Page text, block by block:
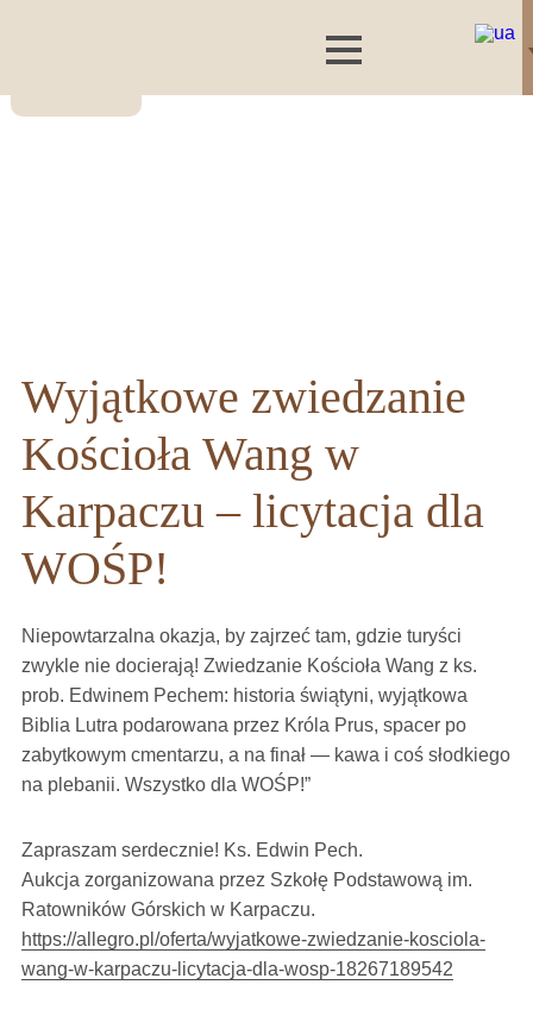
Wyjątkowe zwiedzanie
Kościoła Wang w
Karpaczu – licytacja dla
WOŚP!
Niepowtarzalna okazja, by zajrzeć tam, gdzie turyści
zwykle nie docierają! Zwiedzanie Kościoła Wang z ks.
prob. Edwinem Pechem: historia świątyni, wyjątkowa
Biblia Lutra podarowana przez Króla Prus, spacer po
zabytkowym cmentarzu, a na finał — kawa i coś słodkiego
na plebanii. Wszystko dla WOŚP!”
Zapraszam serdecznie! Ks. Edwin Pech.
Aukcja zorganizowana przez Szkołę Podstawową im.
Ratowników Górskich w Karpaczu.
https://allegro.pl/oferta/wyjatkowe-zwiedzanie-kosciola-
wang-w-karpaczu-licytacja-dla-wosp-18267189542